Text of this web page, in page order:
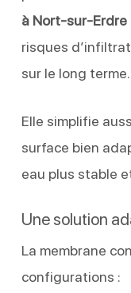
à Nort-sur-Erdre
risques
sur le long terme.
Elle simplifie
surface bien
eau plus stable
Une solution
La membrane
configurations :